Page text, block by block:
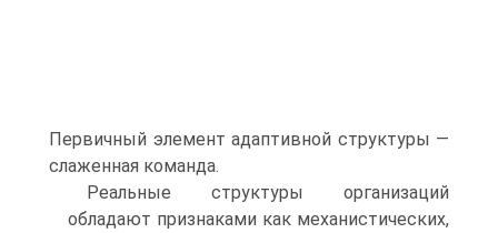
Первичный элемент адаптивной структуры —
слаженная команда.
Реальные структуры организаций
обладают признаками как механистических,